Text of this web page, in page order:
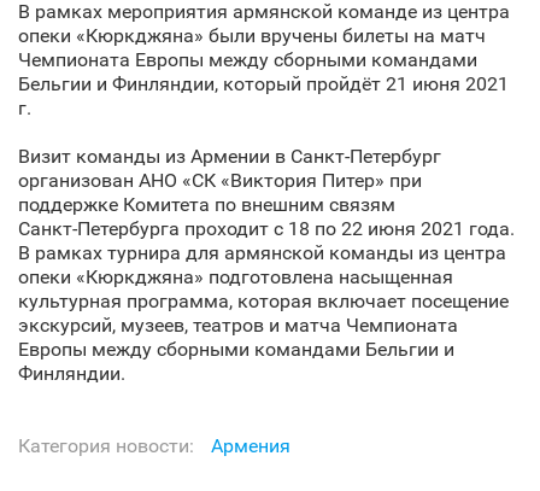
В рамках мероприятия армянской команде из центра
опеки «Кюркджяна» были вручены билеты на матч
Чемпионата Европы между сборными командами
Бельгии и Финляндии, который пройдёт 21 июня 2021
г.
Визит команды из Армении в Санкт‑Петербург
организован АНО «СК «Виктория Питер» при
поддержке Комитета по внешним связям
Санкт‑Петербурга проходит с 18 по 22 июня 2021 года.
В рамках турнира для армянской команды из центра
опеки «Кюркджяна» подготовлена насыщенная
культурная программа, которая включает посещение
экскурсий, музеев, театров и матча Чемпионата
Европы между сборными командами Бельгии и
Финляндии.
Категория новости: Армения